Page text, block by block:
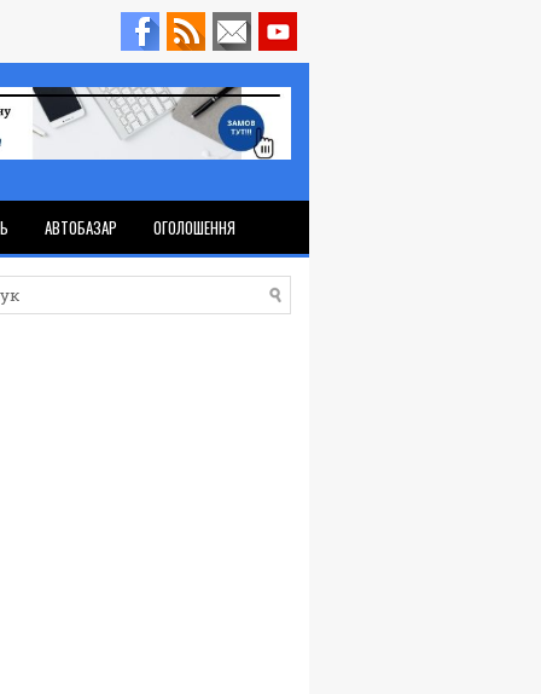
АВТОБАЗАР ОГОЛОШЕННЯ